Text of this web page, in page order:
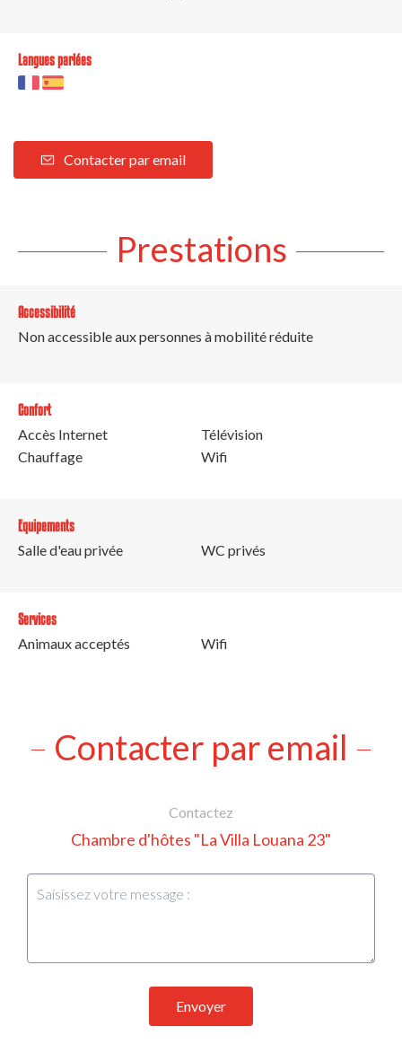
Langues parlées
Contacter par email
Prestations
Accessibilité
Non accessible aux personnes à mobilité réduite
Confort
Accès Internet
Chauffage
Télévision
Wifi
Equipements
Salle d'eau privée
WC privés
Services
Animaux acceptés
Wifi
Contacter par email
Contactez
Chambre d'hôtes "La Villa Louana 23"
Envoyer